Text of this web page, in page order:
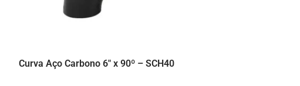
Curva Aço Carbono 6″ x 90º – SCH40